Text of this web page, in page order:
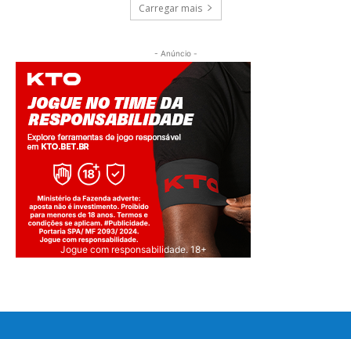
Carregar mais
- Anúncio -
Jogue com responsabilidade. 18+